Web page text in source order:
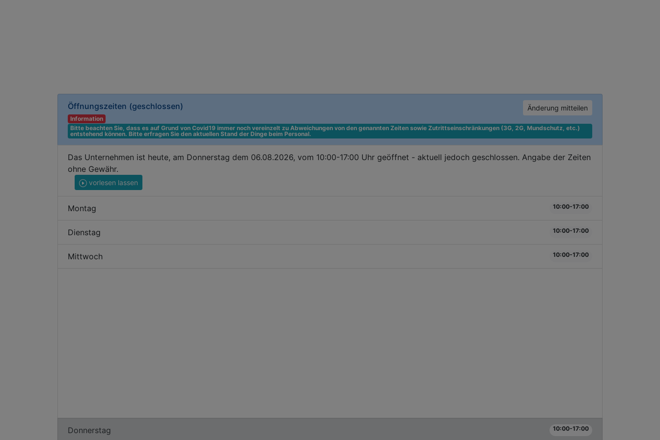
Öffnungszeiten (geschlossen) Änderung mitteilen
Information
Bitte beachten Sie, dass es auf Grund von Covid19 immer noch vereinzelt zu Abweichungen von den genannten Zeiten sowie Zutrittseinschränkungen (3G, 2G, Mundschutz, etc.)
entstehend können. Bitte erfragen Sie den aktuellen Stand der Dinge beim Personal.
Das Unternehmen ist heute, am Donnerstag dem 06.08.2026, vom 10:00-17:00 Uhr geöffnet - aktuell jedoch geschlossen. Angabe der Zeiten
ohne Gewähr.
vorlesen lassen
Montag 10:00-17:00
Dienstag 10:00-17:00
Mittwoch 10:00-17:00
Donnerstag 10:00-17:00